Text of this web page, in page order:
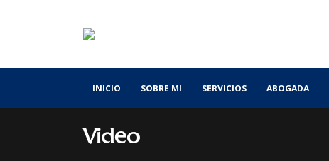
INICIO SOBRE MI SERVICIOS ABOGADA
Video